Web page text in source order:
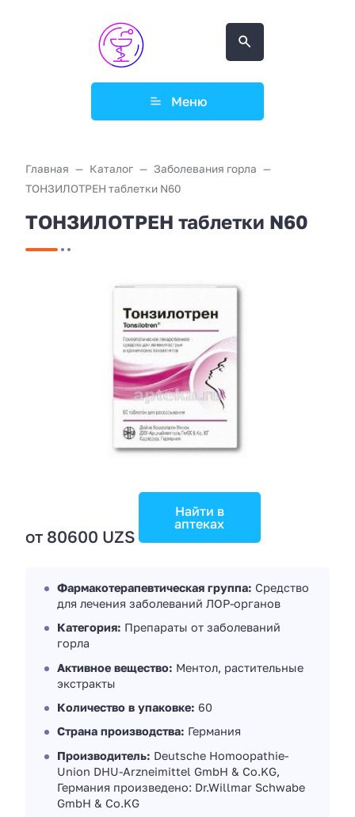
Меню
Главная Каталог
Заболевания горла
ТОНЗИЛОТРЕН таблетки N60
ТОНЗИЛОТРЕН таблетки N60
от 80600 UZS
Найти в
аптеках
Фармакотерапевтическая группа: Средство
для лечения заболеваний ЛОР-органов
Категория: Препараты от заболеваний
горла
Активное вещество: Ментол, растительные
экстракты
Количество в упаковке: 60
Страна производства: Германия
Производитель: Deutsche Homoopathie-
Union DHU-Arzneimittel GmbH & Co.KG,
Германия произведено: Dr.Willmar Schwabe
GmbH & Co.KG